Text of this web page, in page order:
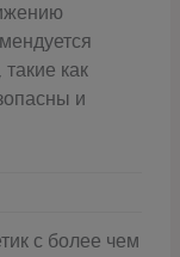
как
и
с более чем